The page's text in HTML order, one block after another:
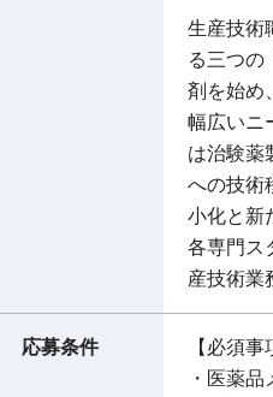
生産技術
る三つの
剤を始め
幅広いニ
は治験薬
への技術
小化と新
各専門ス
産技術業
応募条件
【必須事
・医薬